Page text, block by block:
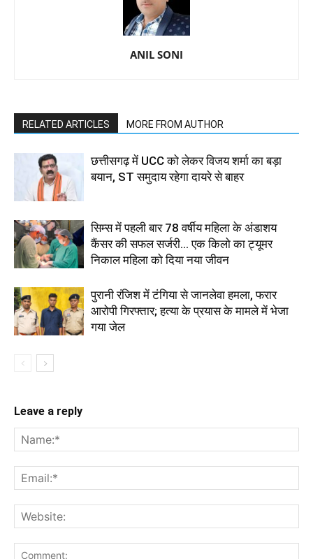
ANIL SONI
RELATED ARTICLES MORE FROM AUTHOR
छत्तीसगढ़ में UCC को लेकर विजय शर्मा का बड़ा
बयान, ST समुदाय रहेगा दायरे से बाहर
सिम्स में पहली बार 78 वर्षीय महिला के अंडाशय
कैंसर की सफल सर्जरी... एक किलो का ट्यूमर
निकाल महिला को दिया नया जीवन
पुरानी रंजिश में टंगिया से जानलेवा हमला, फरार
आरोपी गिरफ्तार; हत्या के प्रयास के मामले में भेजा
गया जेल
Leave a reply